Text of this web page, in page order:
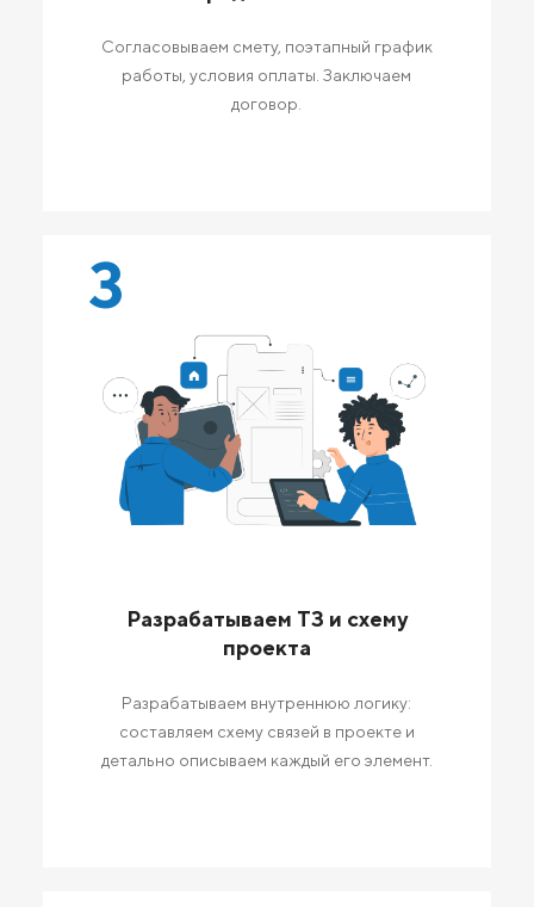
Согласовываем смету, поэтапный график
работы, условия оплаты. Заключаем
договор.
3
Разрабатываем ТЗ и схему
проекта
Разрабатываем внутреннюю логику:
составляем схему связей в проекте и
детально описываем каждый его элемент.